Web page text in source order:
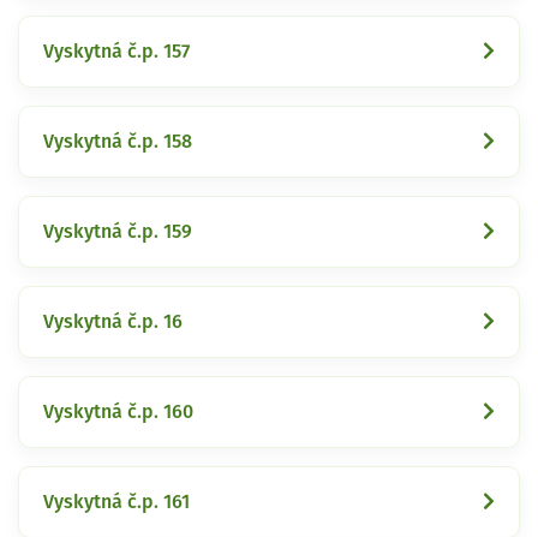
Vyskytná č.p. 157
Vyskytná č.p. 158
Vyskytná č.p. 159
Vyskytná č.p. 16
Vyskytná č.p. 160
Vyskytná č.p. 161